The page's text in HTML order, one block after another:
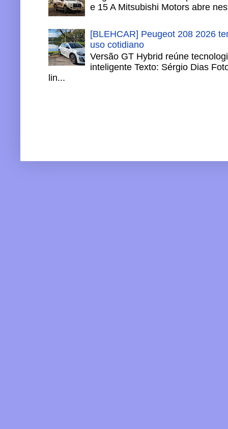
e 15 A Mitsubishi Motors abre
[BLEHCAR] Peugeot 208 2026
uso cotidiano
Versão GT Hybrid reúne
inteligente Texto: Sérgio Dias
lin...